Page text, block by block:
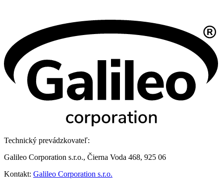
Technický prevádzkovateľ:
Galileo Corporation s.r.o., Čierna Voda 468, 925 06
Kontakt: Galileo Corporation s.r.o.